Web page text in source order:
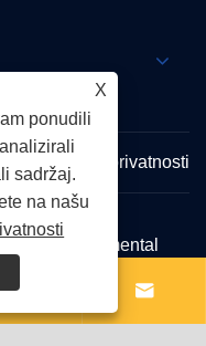
Politika privatnosti
Environmental
prava pridržana
 
X
ponudili
sadržaj.
na našu